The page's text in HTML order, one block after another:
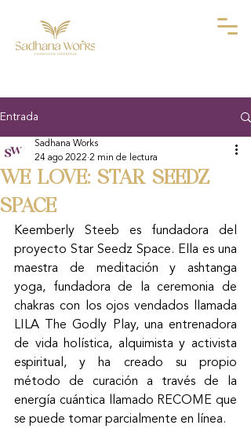
Entrada
WE LOVE: STAR SEEDZ
SPACE
Sadhana Works
24 ago 2022 2 min de lectura
Keemberly Steeb es fundadora del
proyecto Star Seedz Space. Ella es una
maestra de meditación y ashtanga
yoga, fundadora de la ceremonia de
chakras con los ojos vendados llamada
LILA The Godly Play, una entrenadora
de vida holística, alquimista y activista
espiritual, y ha creado su propio
método de curación a través de la
energía cuántica llamado RECOME que
se puede tomar parcialmente en línea.